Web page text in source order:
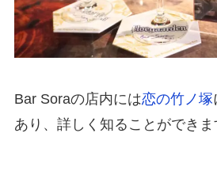
Bar Soraの店内には恋の竹ノ塚
あり、詳しく知ることができま